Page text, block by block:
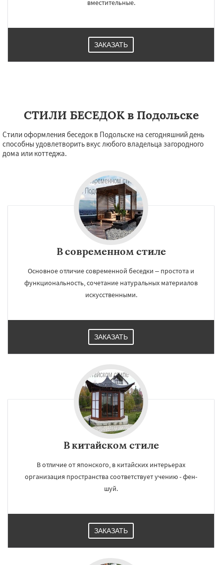
вместительные.
ЗАКАЗАТЬ
СТИЛИ БЕСЕДОК в Подольске
Стили оформления беседок в Подольске на сегодняшний день
способны удовлетворить вкус любого владельца загородного
дома или коттеджа.
В современном стиле
Основное отличие современной беседки – простота и
функциональность, сочетание натуральных материалов
искусственными.
ЗАКАЗАТЬ
В китайском стиле
В отличие от японского, в китайских интерьерах
организация пространства соответствует учению - фен-
шуй.
ЗАКАЗАТЬ